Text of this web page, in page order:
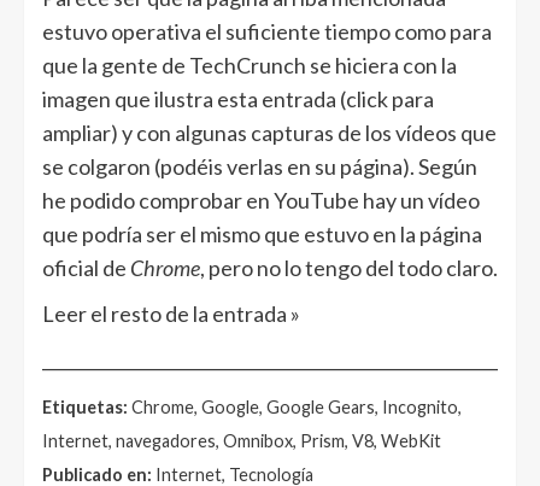
estuvo operativa el suficiente tiempo como para
que la gente de TechCrunch se hiciera con la
imagen que ilustra esta entrada (click para
ampliar) y con algunas capturas de los vídeos que
se colgaron (podéis verlas en su página). Según
he podido comprobar en YouTube hay un vídeo
que podría ser el mismo que estuvo en la página
oficial de Chrome, pero no lo tengo del todo claro.
Leer el resto de la entrada »
Etiquetas: Chrome, Google, Google Gears, Incognito,
Internet, navegadores, Omnibox, Prism, V8, WebKit
Publicado en: Internet, Tecnología